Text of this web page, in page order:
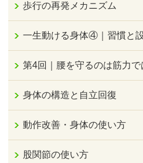
歩行の再発メカニズム
一生動ける身体④｜習慣と
第4回｜腰を守るのは筋力
身体の構造と自立回復
動作改善・身体の使い方
股関節の使い方